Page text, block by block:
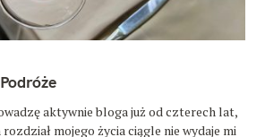
aktywnie bloga już od czterech lat,
mojego życia ciągle nie wydaje mi